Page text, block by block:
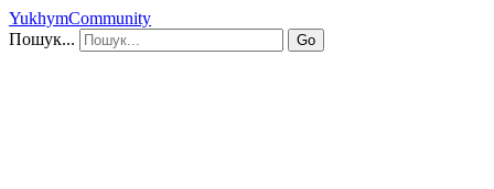
YukhymCommunity
Пошук...
Go